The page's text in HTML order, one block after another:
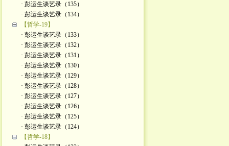
· 彭运生谈艺录（135）
· 彭运生谈艺录（134）
【哲学-19】
· 彭运生谈艺录（133）
· 彭运生谈艺录（132）
· 彭运生谈艺录（131）
· 彭运生谈艺录（130）
· 彭运生谈艺录（129）
· 彭运生谈艺录（128）
· 彭运生谈艺录（127）
· 彭运生谈艺录（126）
· 彭运生谈艺录（125）
· 彭运生谈艺录（124）
【哲学-18】